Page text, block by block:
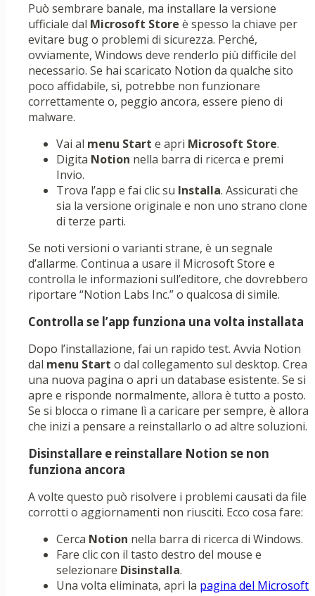
Può sembrare banale, ma installare la versione
ufficiale dal Microsoft Store è spesso la chiave per
evitare bug o problemi di sicurezza. Perché,
ovviamente, Windows deve renderlo più difficile del
necessario. Se hai scaricato Notion da qualche sito
poco affidabile, sì, potrebbe non funzionare
correttamente o, peggio ancora, essere pieno di
malware.
Vai al menu Start e apri Microsoft Store.
Digita Notion nella barra di ricerca e premi
Invio.
Trova l’app e fai clic su Installa. Assicurati che
sia la versione originale e non uno strano clone
di terze parti.
Se noti versioni o varianti strane, è un segnale
d’allarme. Continua a usare il Microsoft Store e
controlla le informazioni sull’editore, che dovrebbero
riportare “Notion Labs Inc.” o qualcosa di simile.
Controlla se l’app funziona una volta installata
Dopo l’installazione, fai un rapido test. Avvia Notion
dal menu Start o dal collegamento sul desktop. Crea
una nuova pagina o apri un database esistente. Se si
apre e risponde normalmente, allora è tutto a posto.
Se si blocca o rimane lì a caricare per sempre, è allora
che inizi a pensare a reinstallarlo o ad altre soluzioni.
Disinstallare e reinstallare Notion se non
funziona ancora
A volte questo può risolvere i problemi causati da file
corrotti o aggiornamenti non riusciti. Ecco cosa fare:
Cerca Notion nella barra di ricerca di Windows.
Fare clic con il tasto destro del mouse e
selezionare Disinstalla.
Una volta eliminata, apri la pagina del Microsoft